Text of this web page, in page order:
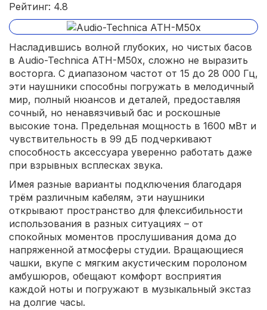
Рейтинг: 4.8
Насладившись волной глубоких, но чистых басов
в Audio-Technica ATH-M50x, сложно не выразить
восторга. С диапазоном частот от 15 до 28 000 Гц,
эти наушники способны погружать в мелодичный
мир, полный нюансов и деталей, предоставляя
сочный, но ненавязчивый бас и роскошные
высокие тона. Предельная мощность в 1600 мВт и
чувствительность в 99 дБ подчеркивают
способность аксессуара уверенно работать даже
при взрывных всплесках звука.
Имея разные варианты подключения благодаря
трём различным кабелям, эти наушники
открывают пространство для флексибильности
использования в разных ситуациях – от
спокойных моментов прослушивания дома до
напряженной атмосферы студии. Вращающиеся
чашки, вкупе с мягким акустическим поролоном
амбушюров, обещают комфорт восприятия
каждой ноты и погружают в музыкальный экстаз
на долгие часы.